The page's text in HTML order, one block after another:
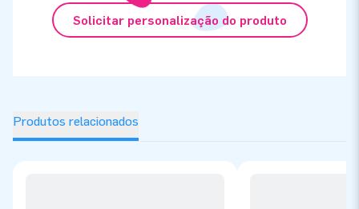
Solicitar personalização do produto
Produtos relacionados